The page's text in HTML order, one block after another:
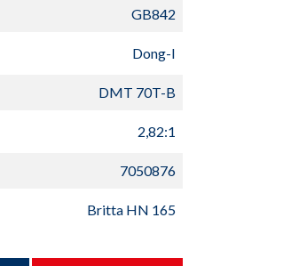
GB842
Dong-I
DMT 70T-B
2,82:1
7050876
Britta HN 165